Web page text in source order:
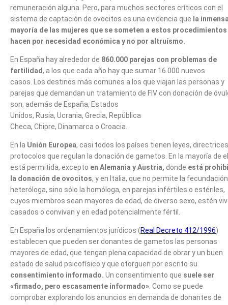
remuneración alguna. Pero, para muchos sectores críticos con el
sistema de captación de ovocitos es una evidencia que la
mayoría de las mujeres que se someten a estos
hacen por necesidad económica y no por altruísmo.
En España hay alrededor de 860.000 parejas con problemas de
fertilidad, a los que cada año hay que sumar 16.000 nuevos
casos. Los destinos más comunes a los que viajan las personas y
parejas que demandan un tratamiento de FIV con donación de
son, además de España, Estados
Unidos, Rusia, Ucrania, Grecia, República
Checa, Chipre, Dinamarca o Croacia.
En la Unión Europea, casi todos los países tienen leyes,
protocolos que regulan la donación de gametos. En la mayoría de
está permitida, excepto en Alemania y Austria, donde está
la donación de ovocitos, y en Italia, que no permite la fecundación
heteróloga, sino sólo la homóloga, en parejas infértiles o estériles,
cuyos miembros sean mayores de edad, de diverso sexo, estén
casados o convivan y en edad potencialmente fértil.
En España los ordenamientos jurídicos (Real Decreto 412/1996)
establecen que pueden ser donantes de gametos las personas
mayores de edad, que tengan plena capacidad de obrar y un buen
estado de salud psicofísico y que otorguen por escrito su
consentimiento informado. Un consentimiento que suele ser
«firmado, pero escasamente informado». Como se puede
comprobar explorando los anuncios en demanda de donantes de